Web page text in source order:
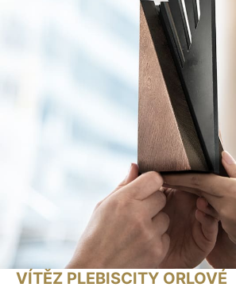
VÍTĚZ PLEBISCITY ORLOVÉ